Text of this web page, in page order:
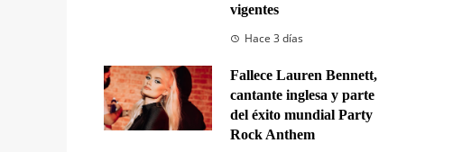
vigentes
Hace 3 días
Fallece Lauren Bennett,
cantante inglesa y parte
del éxito mundial Party
Rock Anthem